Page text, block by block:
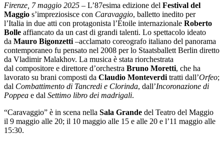
Firenze, 7 maggio 2025 – L’87esima edizione del Festival del
Maggio s’impreziosisce con Caravaggio, balletto inedito per
l’Italia in due atti con protagonista l’Étoile internazionale Roberto
Bolle affiancato da un cast di grandi talenti. Lo spettacolo ideato
da Mauro Bigonzetti –acclamato coreografo italiano del panorama
contemporaneo fu pensato nel 2008 per lo Staatsballett Berlin diretto
da Vladimir Malakhov. La musica è stata riorchestrata
dal compositore e direttore d’orchestra Bruno Moretti, che ha
lavorato su brani composti da Claudio Monteverdi tratti dall’Orfeo;
dal Combattimento di Tancredi e Clorinda, dall’Incoronazione di
Poppea e dal Settimo libro dei madrigali.
“Caravaggio” è in scena nella Sala Grande del Teatro del Maggio
il 9 maggio alle 20; il 10 maggio alle 15 e alle 20 e l’11 maggio alle
15:30.